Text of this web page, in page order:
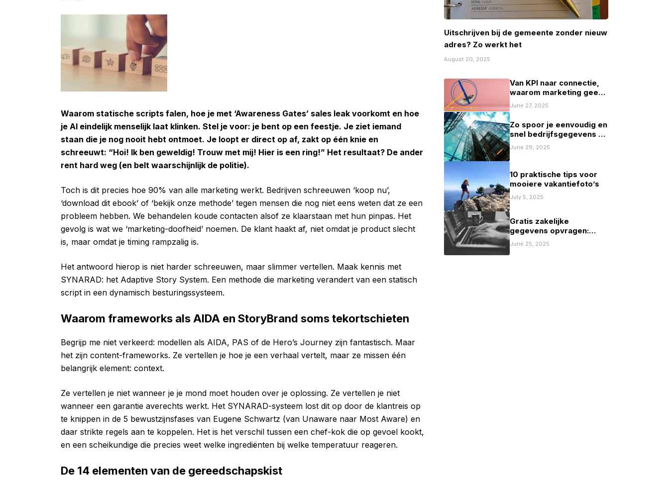
Waarom statische scripts falen, hoe je met ‘Awareness Gates’ sales leak voorkomt en hoe
je AI eindelijk menselijk laat klinken. Stel je voor: je bent op een feestje. Je ziet iemand
staan die je nog nooit hebt ontmoet. Je loopt er direct op af, zakt op één knie en
schreeuwt: “Hoi! Ik ben geweldig! Trouw met mij! Hier is een ring!” Het resultaat? De ander
rent hard weg (en belt waarschijnlijk de politie).
Toch is dit precies hoe 90% van alle marketing werkt. Bedrijven schreeuwen ‘koop nu’,
‘download dit ebook’ of ‘bekijk onze methode’ tegen mensen die nog niet eens weten dat ze een
probleem hebben. We behandelen koude contacten alsof ze klaarstaan met hun pinpas. Het
gevolg is wat we ‘marketing-doofheid’ noemen. De klant haakt af, niet omdat je product slecht
is, maar omdat je timing rampzalig is.
Het antwoord hierop is niet harder schreeuwen, maar slimmer vertellen. Maak kennis met
SYNARAD: het Adaptive Story System. Een methode die marketing verandert van een statisch
script in een dynamisch besturingssysteem.
Waarom frameworks als AIDA en StoryBrand soms tekortschieten
Begrijp me niet verkeerd: modellen als AIDA, PAS of de Hero’s Journey zijn fantastisch. Maar
het zijn content-frameworks. Ze vertellen je hoe je een verhaal vertelt, maar ze missen één
belangrijk element: context.
Ze vertellen je niet wanneer je je mond moet houden over je oplossing. Ze vertellen je niet
wanneer een garantie averechts werkt. Het SYNARAD-systeem lost dit op door de klantreis op
te knippen in de 5 bewustzijnsfases van Eugene Schwartz (van Unaware naar Most Aware) en
daar strikte regels aan te koppelen. Het is het verschil tussen een chef-kok die op gevoel kookt,
en een scheikundige die precies weet welke ingrediënten bij welke temperatuur reageren.
De 14 elementen van de gereedschapskist
Uitschrijven bij de gemeente zonder nieuw
adres? Zo werkt het
August 20, 2025
Van KPI naar connectie,
waarom marketing geen
spelletje scoren mag zijn
June 27, 2025
Zo spoor je eenvoudig en
snel bedrijfsgegevens op
in Nederland
June 29, 2025
10 praktische tips voor
mooiere vakantiefoto’s
July 5, 2025
Gratis zakelijke
gegevens opvragen:
mogelijkheden en
beperkingen
June 25, 2025